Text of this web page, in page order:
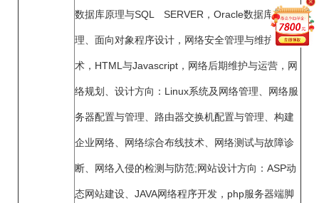
数据库原理与SQL SERVER，Oracle数据库管
理、面向对象程序设计，网络安全管理与维护技
术，HTML与Javascript，网络后期维护与运营，网
络规划、设计方向：Linux系统及网络管理、网络服
务器配置与管理、路由器交换机配置与管理、构建
企业网络、网络综合布线技术、网络测试与故障诊
断、网络入侵的检测与防范;网站设计方向：ASP动
态网站建设、JAVA网络程序开发，php服务器端脚